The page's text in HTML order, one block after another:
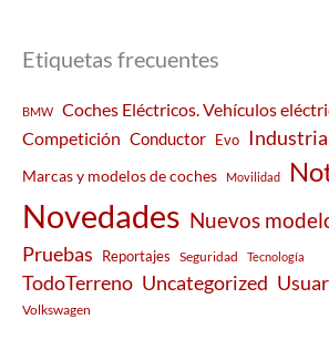
Etiquetas frecuentes
BMW
Coches Eléctricos. Vehículos
Competición Conductor Evo Industria
Marcas y modelos de coches Movilidad
Novedades Nuevos
Pruebas Reportajes Seguridad Tecnología
TodoTerreno Uncategorized
Volkswagen